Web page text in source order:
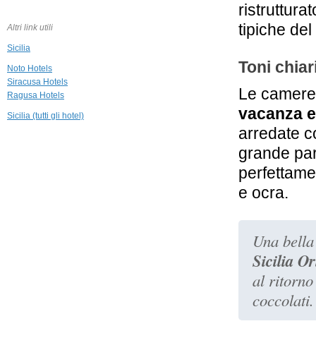
tipiche del
Toni
Le
vacanza
arredate
grande
e ocra.
Una
Sicilia
al ritorno
coccolati.
Altri link utili
Sicilia
Noto Hotels
Siracusa Hotels
Ragusa Hotels
Sicilia (tutti gli hotel)